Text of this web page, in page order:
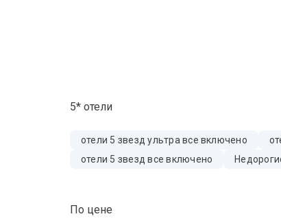
5* отели
отели 5 звезд ультра все включено
отели 5 звезд все включено
По цене